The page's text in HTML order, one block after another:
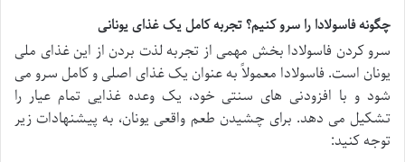
چگونه فاسولادا را سرو کنیم؟ تجربه کامل یک غذای یونانی
سرو کردن فاسولادا بخش مهمی از تجربه لذت بردن از این غذای ملی
یونان است. فاسولادا معمولاً به عنوان یک غذای اصلی و کامل سرو می
شود و با افزودنی های سنتی خود، یک وعده غذایی تمام عیار را
تشکیل می دهد. برای چشیدن طعم واقعی یونان، به پیشنهادات زیر
توجه کنید: